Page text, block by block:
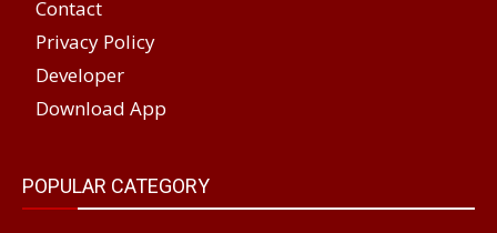
Contact
Privacy Policy
Developer
Download App
POPULAR CATEGORY